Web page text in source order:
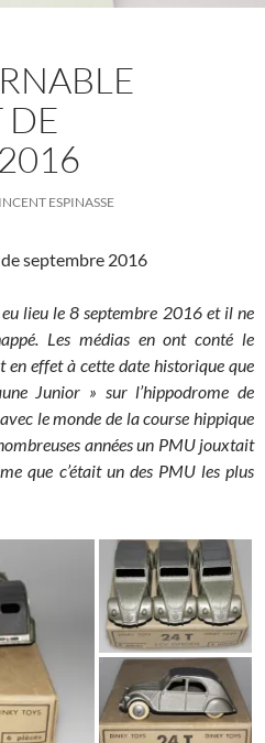
DE
ESPINASSE
septembre 2016
lieu le 8 septembre 2016 et il ne
Les médias en ont conté le
en effet à cette date historique que
Junior » sur l’hippodrome de
le monde de la course hippique
années un PMU jouxtait
que c’était un des PMU les plus